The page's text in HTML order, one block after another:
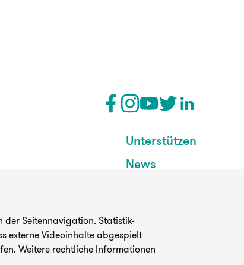
Unterstützen
News
der Seitennavigation. Statistik-
externe Videoinhalte abgespielt
Weitere rechtliche Informationen